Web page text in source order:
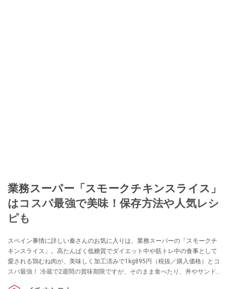
業務スーパー「スモークチキンスライス」
はコスパ最強で美味！保存方法や人気レシ
ピも
スペイン事情に詳しい秦さんのお気に入りは、業務スーパーの「スモークチ
キンスライス」。高たんぱく低糖質でダイエット中や筋トレ中の食事として
愛される鶏むね肉が、美味しく加工済みで1kg895円（税抜／購入価格）とコ
スパ最強！ 冷蔵で2週間の賞味期限ですが、そのまま食べたり、丼やサンドイ